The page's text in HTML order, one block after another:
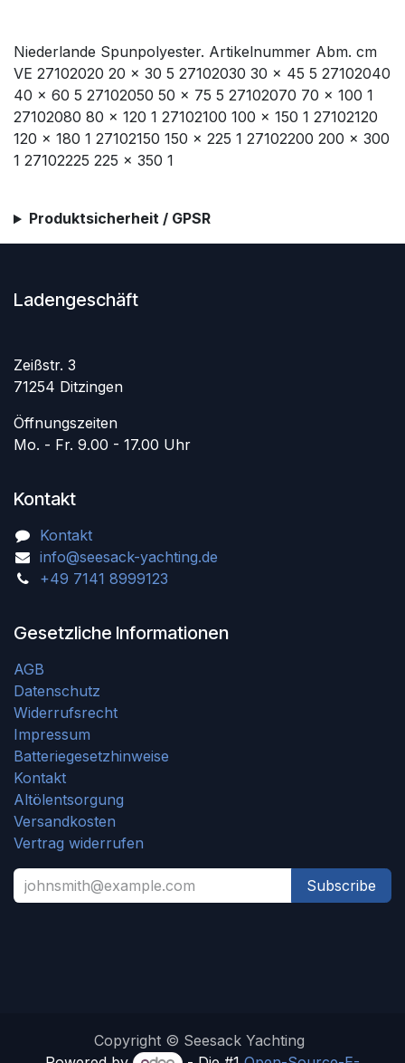
Niederlande Spunpolyester. Artikelnummer Abm. cm
VE 27102020 20 x 30 5 27102030 30 x 45 5 27102040
40 x 60 5 27102050 50 x 75 5 27102070 70 x 100 1
27102080 80 x 120 1 27102100 100 x 150 1 27102120
120 x 180 1 27102150 150 x 225 1 27102200 200 x 300
1 27102225 225 x 350 1
Produktsicherheit / GPSR
Ladengeschäft
Zeißstr. 3
71254 Ditzingen
Öffnungszeiten
Mo. - Fr. 9.00 - 17.00 Uhr
Kontakt
Kontakt
info@seesack-yachting.de
+49 7141 8999123
Gesetzliche Informationen
AGB
Datenschutz
Widerrufsrecht
Impressum
Batteriegesetzhinweise
Kontakt
Altölentsorgung
Versandkosten
Vertrag widerrufen
Subscribe
Copyright © Seesack Yachting